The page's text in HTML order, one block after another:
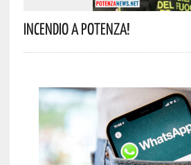
Incendio A Potenza!